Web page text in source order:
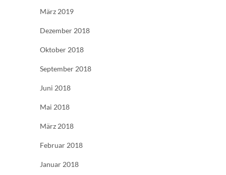
März 2019
Dezember 2018
Oktober 2018
September 2018
Juni 2018
Mai 2018
März 2018
Februar 2018
Januar 2018